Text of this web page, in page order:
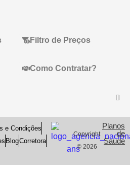
Filtro de Preços
Como Contratar?
e Condições
BlogCorretora
Copyright
© 2026
Planos
de
Saude